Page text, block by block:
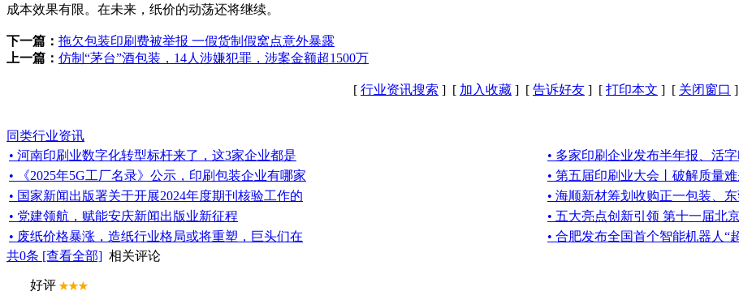
成本效果有限。在未来，纸价的动荡还将继续。
下一篇： 拖欠包装印刷费被举报 一假货制假窝点意外暴露
上一篇： 仿制“茅台”酒包装，14人涉嫌犯罪，涉案金额超1500万
[ 行业资讯搜索 ] [ 加入收藏 ] [ 告诉好友 ] [ 打印本文 ] [ 关闭窗口 ]
同类行业资讯
• 河南印刷业数字化转型标杆来了，这3家企业都是
• 多家印刷企业发布半年报、活
• 《2025年5G工厂名录》公示，印刷包装企业有哪家
• 第五届印刷业大会丨破解质量
• 国家新闻出版署关于开展2024年度期刊核验工作的
• 海顺新材筹划收购正一包装、
• 党建领航，赋能安庆新闻出版业新征程
• 五大亮点创新引领 第十一届北
• 废纸价格暴涨，造纸行业格局或将重塑，巨头们在
• 合肥发布全国首个智能机器人“
共0条 [查看全部] 相关评论